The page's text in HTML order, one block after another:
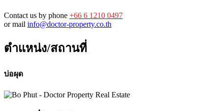
Contact us by phone +66 6 1210 0497
or mail info@doctor-property.co.th
ตำแหน่ง/สถานที่
บ่อผุด